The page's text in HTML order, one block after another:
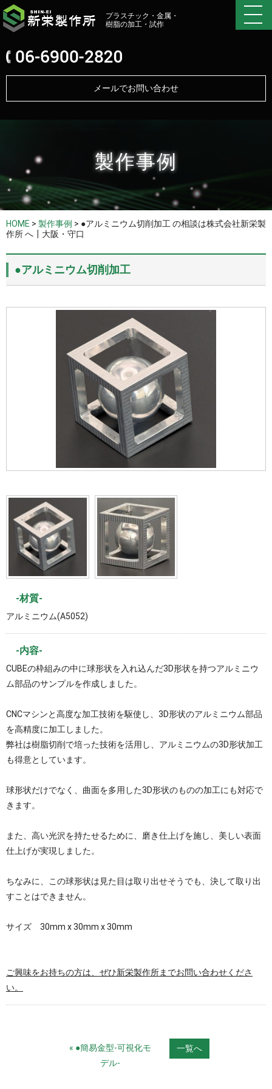
プラスチック・金属・
樹脂の加工・試作
メールでお問い合わせ
製作事例
HOME > 製作事例 > ●アルミニウム切削加工 の相談は株式会社新栄製
作所 へ┃大阪・守口
●アルミニウム切削加工
-材質-
アルミニウム(A5052)
-内容-
CUBEの枠組みの中に球形状を入れ込んだ3D形状を持つアルミニウ
ム部品のサンプルを作成しました。
CNCマシンと高度な加工技術を駆使し、3D形状のアルミニウム部品
を高精度に加工しました。
弊社は樹脂切削で培った技術を活用し、アルミニウムの3D形状加工
も得意としています。
球形状だけでなく、曲面を多用した3D形状のものの加工にも対応で
きます。
また、高い光沢を持たせるために、磨き仕上げを施し、美しい表面
仕上げが実現しました。
ちなみに、この球形状は見た目は取り出せそうでも、決して取り出
すことはできません。
サイズ 30mm x 30mm x 30mm
ご興味をお持ちの方は、ぜひ新栄製作所までお問い合わせくださ
い。
« ●簡易金型-可視化モ
デル-
一覧へ